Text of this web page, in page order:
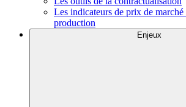
Les indicateurs de prix de marché
production
Enjeux